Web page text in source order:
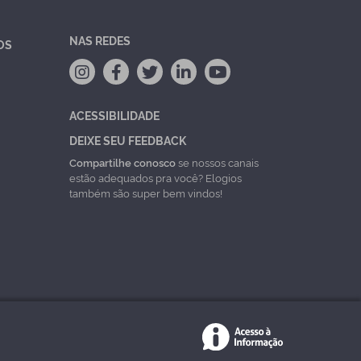
NAS REDES
ACESSIBILIDADE
DEIXE SEU FEEDBACK
Compartilhe conoscose nossos canais
estão adequados pra você? Elogios
também são super bem vindos!